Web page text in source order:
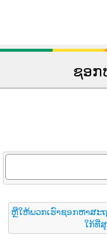
ຊອກ
ຫຼືໃຫ້ພວກເຮົາຊອກຫາສະ
ໃກ້ທີ່